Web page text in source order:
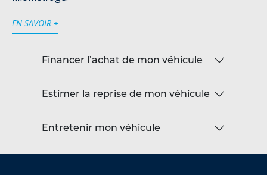
EN SAVOIR +
Financer l’achat de mon véhicule
Estimer la reprise de mon véhicule
Entretenir mon véhicule